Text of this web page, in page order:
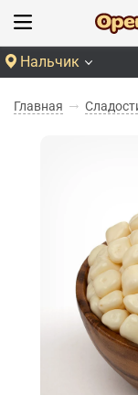
Нальчик
Главная